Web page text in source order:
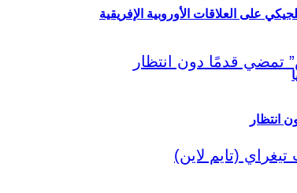
على العلاقات الأوروبية الإفريقية